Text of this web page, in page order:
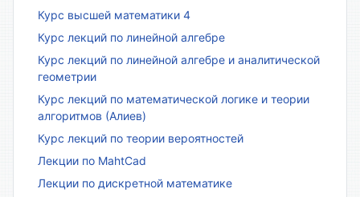
Курс высшей математики 4
Курс лекций по линейной алгебре
Курс лекций по линейной алгебре и аналитической
геометрии
Курс лекций по математической логике и теории
алгоритмов (Алиев)
Курс лекций по теории вероятностей
Лекции по MahtCad
Лекции по дискретной математике